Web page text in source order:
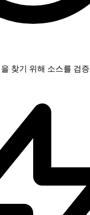
찾기 위해 소스를 검증